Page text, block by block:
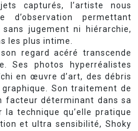
capturés, l’artiste nous
permettant
sans jugement ni hiérarchie,
les plus intime.
regard acéré transcende
Ses photos hyperréalistes
en œuvre d’art, des débris
Son traitement de
facteur déterminant dans sa
technique qu’elle pratique
et ultra sensibilité, Shoky